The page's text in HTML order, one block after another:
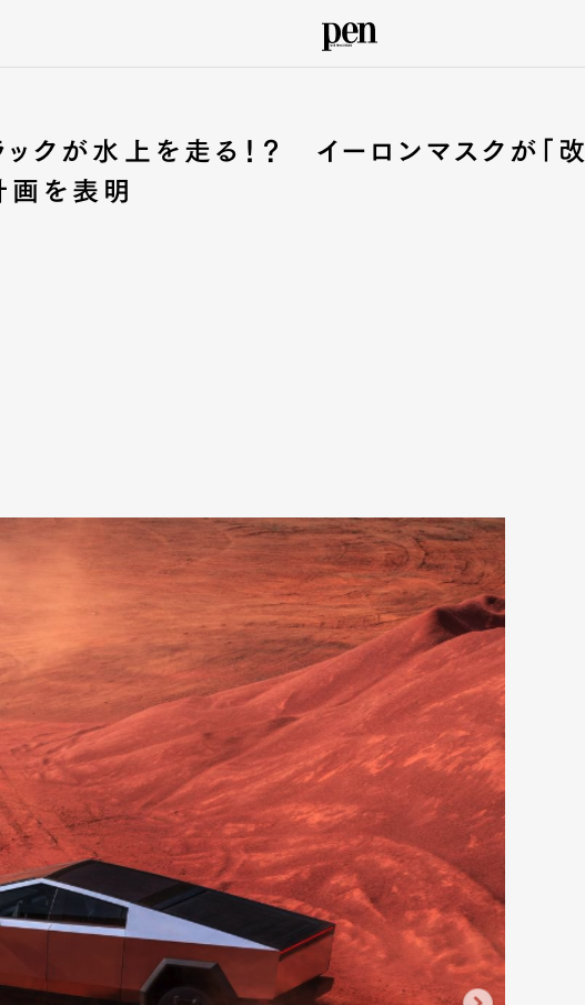
クが水上を走る！？ イーロンマスクが「改
画を表明